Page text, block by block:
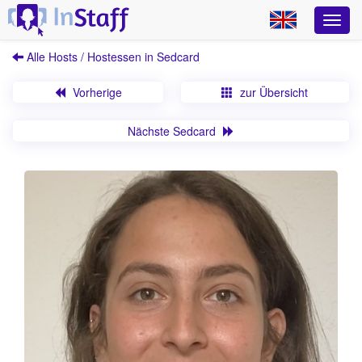
Alle Hosts / Hostessen in Sedcard
Vorherige zur Übersicht
Nächste Sedcard